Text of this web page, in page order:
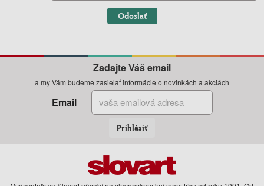
Odoslať
Zadajte Váš email
a my Vám budeme zasielať informácie o novinkách a akciách
Email
Prihlásiť